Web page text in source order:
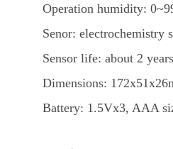
Operation humidity:
Senor: electrochemistry
Sensor life: about 2 years
Dimensions:
Battery: 1.5Vx3, AAA